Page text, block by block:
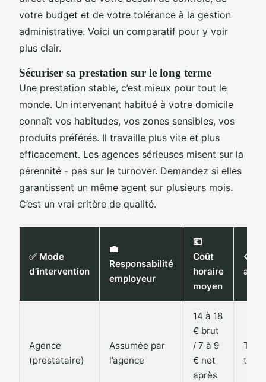
votre budget et de votre tolérance à la gestion
administrative. Voici un comparatif pour y voir
plus clair.
Sécuriser sa prestation sur le long terme
Une prestation stable, c’est mieux pour tout le
monde. Un intervenant habitué à votre domicile
connaît vos habitudes, vos zones sensibles, vos
produits préférés. Il travaille plus vite et plus
efficacement. Les agences sérieuses misent sur la
pérennité - pas sur le turnover. Demandez si elles
garantissent un même agent sur plusieurs mois.
C’est un vrai critère de qualité.
✅ Mode
d’intervention
💼
Responsabilité
employeur
💶
Coût
horaire
moyen
📋
Agence
(prestataire)
Assumée par
l’agence
14 à 18
€ brut
/ 7 à 9
€ net
après
Très
tout